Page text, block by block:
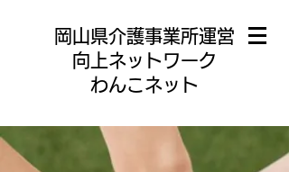
岡山県介護事業所運営
向上ネットワーク
わんこネット